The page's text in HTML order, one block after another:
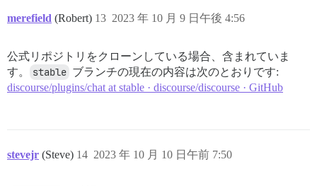
merefield (Robert) 2023 年 10 月 9 日午後 4:56
13
公式リポジトリをクローンしている場合、含まれていま
す。
stable ブランチの現在の内容は次のとおりです:
discourse/plugins/chat at stable · discourse/discourse · GitHub
stevejr (Steve) 2023 年 10 月 10 日午前 7:50
14